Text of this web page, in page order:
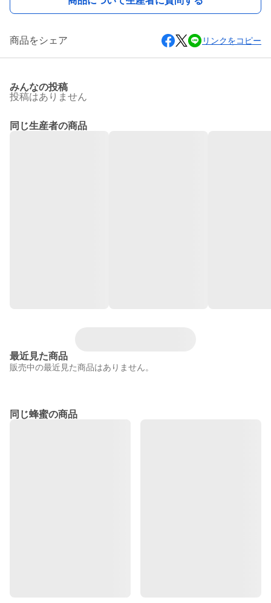
商品をシェア リンクをコピー
みんなの投稿
投稿はありません
同じ生産者の商品
最近見た商品
販売中の最近見た商品はありません。
同じ蜂蜜の商品